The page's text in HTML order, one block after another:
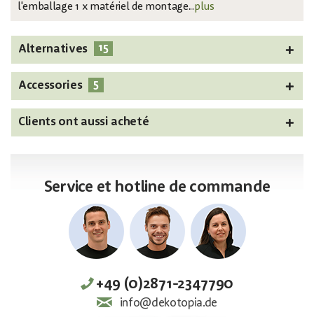
l'emballage 1 x matériel de montage...plus
Alternatives 15
Accessories 5
Clients ont aussi acheté
Service et hotline de commande
+49 (0)2871-2347790
info@dekotopia.de